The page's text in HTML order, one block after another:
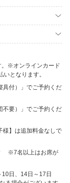
。※オンラインカード
となります。
具付）」でご予約くだ
不要）」でご予約くだ
】は追加料金なしで
※7名以上はお席が
10日、14日～17日